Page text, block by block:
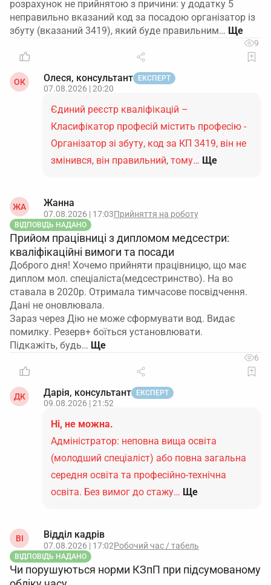
розрахунок не прийнятою з причини: у додатку 5
неправильно вказаний код за посадою організатор із
збуту (вказаний 3419), який буде правильним…
9
ОК Олеся, консультант ЕКСПЕРТ
07.08.2026 | 20:20
Єдиний реєстр кваліфікацій –
Класифікатор професій містить професію -
Організатор зі збуту, код за КП 3419, він не
змінився, він правильний, тому… Ще
ЖА Жанна
07.08.2026 | 17:03Прийняття на роботу
ВІДПОВІДЬ НАДАНО
Прийом працівниці з дипломом медсестри:
кваліфікаційні вимоги та посади
Доброго дня! Хочемо прийняти працівницю, що має
диплом мол. спеціаліста(медсестринство). На во
ставала в 2020р. Отримала тимчасове посвідчення.
Дані не оновлювала.
Зараз через Дію не може сформувати вод. Видає
помилку. Резерв+ боїться установлювати.
Підкажіть, будь…
6
ДК Дарія, консультант ЕКСПЕРТ
09.08.2026 | 21:52
Ні, не можна.
Адміністратор: неповна вища освіта
(молодший спеціаліст) або повна загальна
середня освіта та професійно-технічна
освіта. Без вимог до стажу… Ще
ВІ Відділ кадрів
07.08.2026 | 17:02Робочий час / табель
ВІДПОВІДЬ НАДАНО
Чи порушуються норми КЗпП при підсумованому